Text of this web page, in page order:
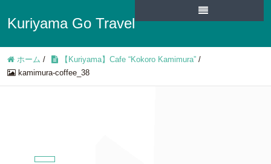
Kuriyama Go Travel
ホーム / 【Kuriyama】Cafe “Kokoro Kamimura” /
kamimura-coffee_38